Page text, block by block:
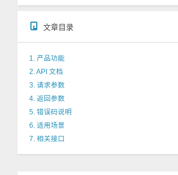
文章目录
1. 产品功能
2. API 文档
3. 请求参数
4. 返回参数
5. 错误码说明
6. 适用场景
7. 相关接口